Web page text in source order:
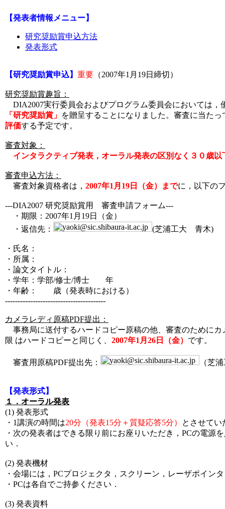
【発表者情報メニュー】
研究奨励賞申込方法
発表形式
【研究奨励賞申込】 重要 （2007年1月19日締切）
研究奨励賞趣旨：
DIA2007実行委員会およびプログラム委員会においては
「研究奨励賞」 を贈呈することになりました。審査に当た
評価する予定です。
審査対象：
インタラクティブ発表，オーラル発表の区別なく３０歳以
審査申込方法：
審査対象資格者は， 2007年1月19日（金）までに，以下の
---DIA2007 研究奨励賞用 審査申請フォーム---
・期限：2007年1月19日（金）
・返信先：
(芝浦工大 青木)
・氏名：
・所属：
・論文タイトル：
・学年：学部/修士/博士 年
・年齢： 歳（発表時における）
----------------------------------------
カメラレディ原稿PDF提出：
事務局に送付するハードコピー原稿の他、審査のために
限 はハードコピーと同じく、 2007年1月26日（金） です。
審査用原稿PDF提出先： （芝
【発表形式】
１．オーラル発表
(1) 発表形式
・1講演の時間は20分（発表15分＋質疑応答5分）
とさせてい
・次の発表者はできる限り前にお座りいただき，PCの電源
い．
(2) 発表機材
・会場には，PCプロジェクタ，スクリーン，レーザポイン
・PCは各自でご持参ください．
(3) 発表資料